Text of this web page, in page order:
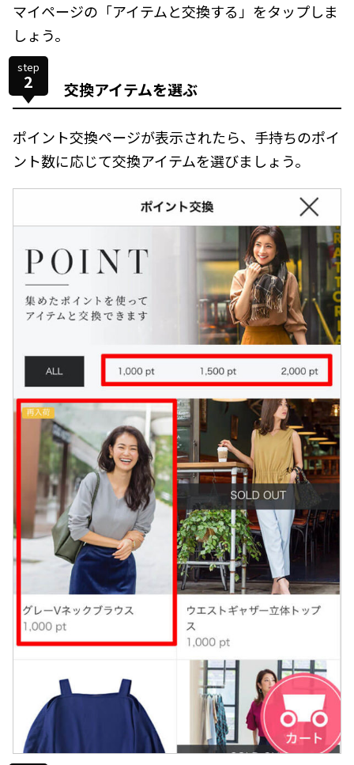
マイページの「アイテムと交換する」をタップしま
しょう。
step
2 交換アイテムを選ぶ
ポイント交換ページが表示されたら、手持ちのポイ
ント数に応じて交換アイテムを選びましょう。